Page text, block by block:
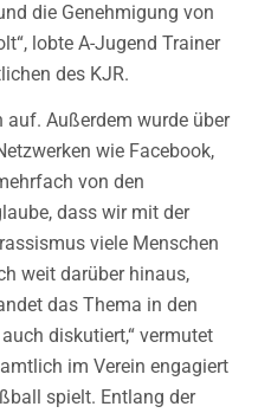
die Genehmigung von
lobte A-Jugend Trainer
des KJR.
Außerdem wurde über
wie Facebook,
von den
dass wir mit der
viele Menschen
weit darüber hinaus,
das Thema in den
diskutiert,“ vermutet
im Verein engagiert
spielt. Entlang der